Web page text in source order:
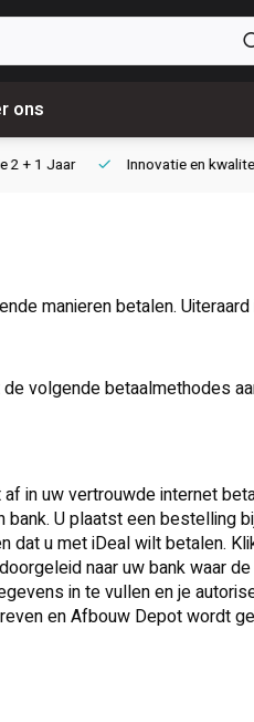
ons
+ 1 Jaar Innovatieen kwaliteit
manieren betalen.
volgende betaalmethodes
af in uw vertrouwde internet
bank. U plaatst een bestelling
dat u met iDeal wilt betalen.
naar uw bank waar
in te vullen en je
en Afbouw Depot wordt